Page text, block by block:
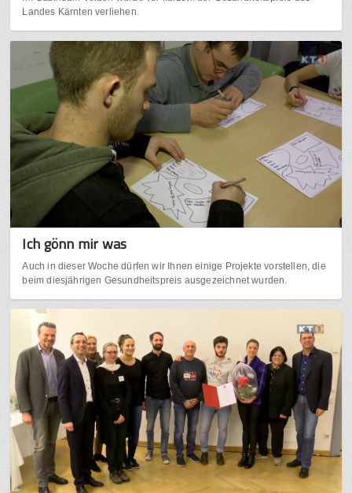
Landes Kärnten verliehen.
Ich gönn mir was
Auch in dieser Woche dürfen wir Ihnen einige Projekte vorstellen, die
beim diesjährigen Gesundheitspreis ausgezeichnet wurden.